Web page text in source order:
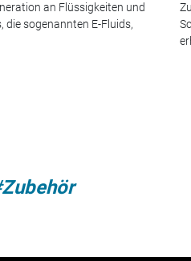
an Flüssigkeiten und
sogenannten E-Fluids,